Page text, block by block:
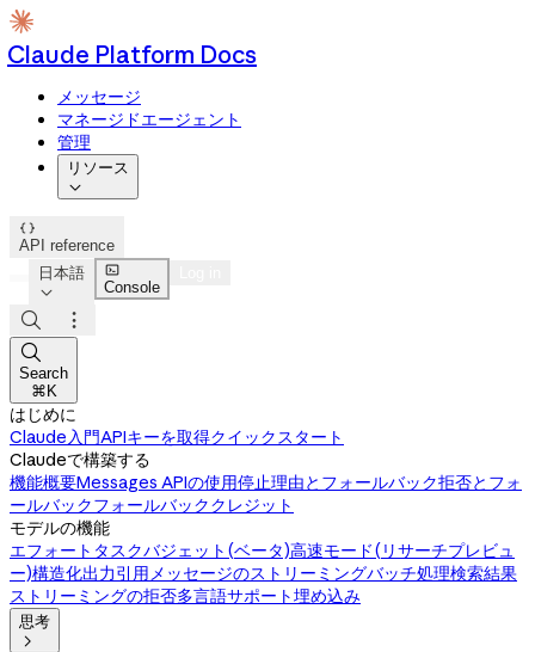
Claude Platform Docs
メッセージ
マネージドエージェント
管理
リソース


API reference
日本語


Console



Search
⌘K
はじめに
Claude入門APIキーを取得クイックスタート
Claudeで構築する
機能概要Messages APIの使用停止理由とフォールバック拒否とフォ
ールバックフォールバッククレジット
モデルの機能
エフォート タスクバジェット(ベータ)高速モード(リサーチプレビュ
ー)構造化出力引用メッセージのストリーミングバッチ処理検索結果
ストリーミングの拒否多言語サポート埋め込み
思考
